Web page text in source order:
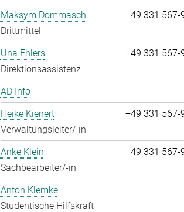
Maksym Dommasch
Drittmittel
+49 331 567-
Una Ehlers
Direktionsassistenz
+49 331 567-
AD Info
Heike Kienert
Verwaltungsleiter/-in
+49 331 567-
Anke Klein
Sachbearbeiter/-in
+49 331 567-
Anton Klemke
Studentische Hilfskraft